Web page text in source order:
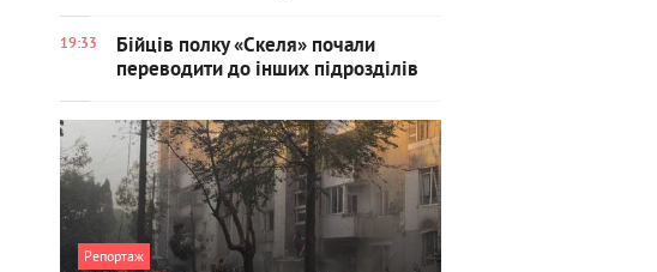
19:33
Бійців полку «Скеля» почали
переводити до інших підрозділів
Репортаж